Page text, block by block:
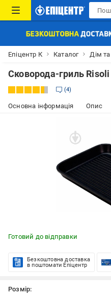
Епіцентр К Каталог Дім та
Сковорода-гриль
4
Основна інформація Опис
Готовий до відправки
Безкоштовна доставка
в поштомати Епіцентр
Розмір: